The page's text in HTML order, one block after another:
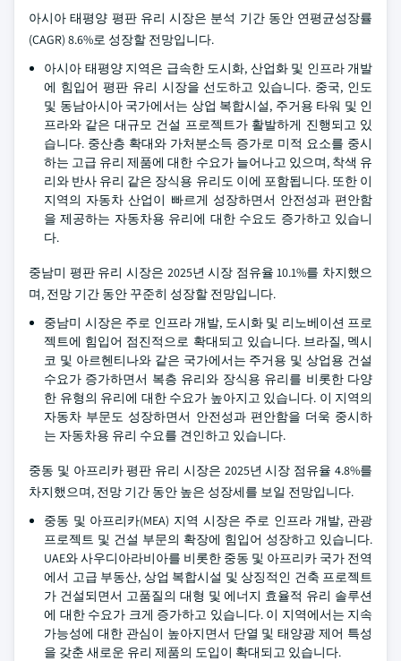
아시아 태평양 평판 유리 시장은 분석 기간 동안 연평균성장률
(CAGR) 8.6%로 성장할 전망입니다.
아시아 태평양 지역은 급속한 도시화, 산업화 및 인프라 개발
에 힘입어 평판 유리 시장을 선도하고 있습니다. 중국, 인도
및 동남아시아 국가에서는 상업 복합시설, 주거용 타워 및 인
프라와 같은 대규모 건설 프로젝트가 활발하게 진행되고 있
습니다. 중산층 확대와 가처분소득 증가로 미적 요소를 중시
하는 고급 유리 제품에 대한 수요가 늘어나고 있으며, 착색 유
리와 반사 유리 같은 장식용 유리도 이에 포함됩니다. 또한 이
지역의 자동차 산업이 빠르게 성장하면서 안전성과 편안함
을 제공하는 자동차용 유리에 대한 수요도 증가하고 있습니
다.
중남미 평판 유리 시장은 2025년 시장 점유율 10.1%를 차지했으
며, 전망 기간 동안 꾸준히 성장할 전망입니다.
중남미 시장은 주로 인프라 개발, 도시화 및 리노베이션 프로
젝트에 힘입어 점진적으로 확대되고 있습니다. 브라질, 멕시
코 및 아르헨티나와 같은 국가에서는 주거용 및 상업용 건설
수요가 증가하면서 복층 유리와 장식용 유리를 비롯한 다양
한 유형의 유리에 대한 수요가 높아지고 있습니다. 이 지역의
자동차 부문도 성장하면서 안전성과 편안함을 더욱 중시하
는 자동차용 유리 수요를 견인하고 있습니다.
중동 및 아프리카 평판 유리 시장은 2025년 시장 점유율 4.8%를
차지했으며, 전망 기간 동안 높은 성장세를 보일 전망입니다.
중동 및 아프리카(MEA) 지역 시장은 주로 인프라 개발, 관광
프로젝트 및 건설 부문의 확장에 힘입어 성장하고 있습니다.
UAE와 사우디아라비아를 비롯한 중동 및 아프리카 국가 전역
에서 고급 부동산, 상업 복합시설 및 상징적인 건축 프로젝트
가 건설되면서 고품질의 대형 및 에너지 효율적 유리 솔루션
에 대한 수요가 크게 증가하고 있습니다. 이 지역에서는 지속
가능성에 대한 관심이 높아지면서 단열 및 태양광 제어 특성
을 갖춘 새로운 유리 제품의 도입이 확대되고 있습니다.